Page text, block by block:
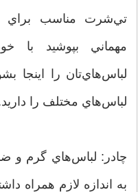
تي‌شرت مناسب براي
مهماني بپوشيد با
لباس‌هاي‌تان را اينجا
لباس‌هاي مختلف را
چادر: لباس‌هاي گرم و
به اندازه لازم همراه